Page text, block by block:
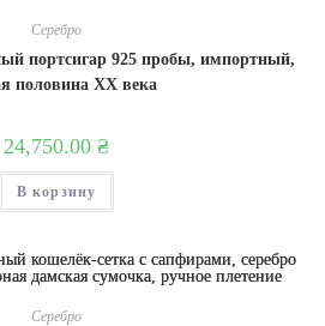
Серебро
портсигар 925 пробы, импортный,
половина XX века
24,750.00 ₴
В корзину
Серебро